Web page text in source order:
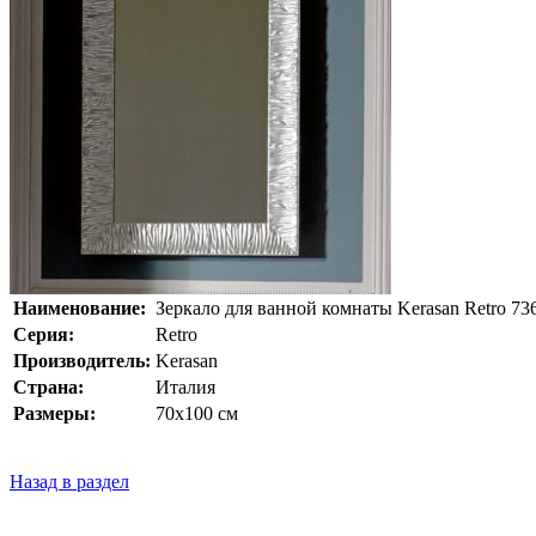
Наименование: Зеркало для ванной комнаты Kerasan Retro
Серия:
Retro
Производитель: Kerasan
Страна:
Италия
Размеры:
70x100 см
Назад в раздел